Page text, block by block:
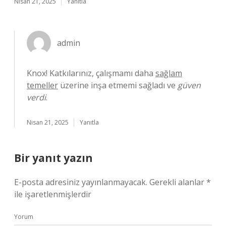
admin
Knox! Katkılarınız, çalışmamı daha sağlam
temeller üzerine inşa etmemi sağladı ve güven
verdi.
Nisan 21, 2025 Yanıtla
Bir yanıt yazın
E-posta adresiniz yayınlanmayacak. Gerekli alanlar*
ile işaretlenmişlerdir
Yorum